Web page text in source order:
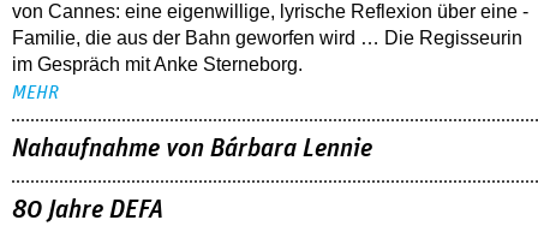
von Cannes: eine eigenwillige, lyrische Reflexion über eine ­
Familie, die aus der Bahn geworfen wird … Die Regisseurin
im Gespräch mit Anke Sterneborg.
MEHR
Nahaufnahme von Bárbara Lennie
80 Jahre DEFA